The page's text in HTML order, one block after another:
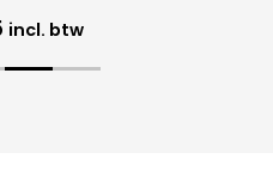
incl. btw